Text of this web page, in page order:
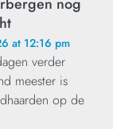
at 12:16 pm
verder
meester is
op de